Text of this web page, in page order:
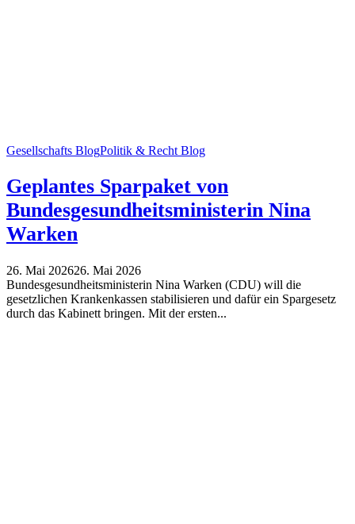
Gesellschafts BlogPolitik & Recht Blog
Geplantes Sparpaket von
Bundesgesundheitsministerin Nina
Warken
26. Mai 202626. Mai 2026
Bundesgesundheitsministerin Nina Warken (CDU) will die
gesetzlichen Krankenkassen stabilisieren und dafür ein Spargesetz
durch das Kabinett bringen. Mit der ersten...